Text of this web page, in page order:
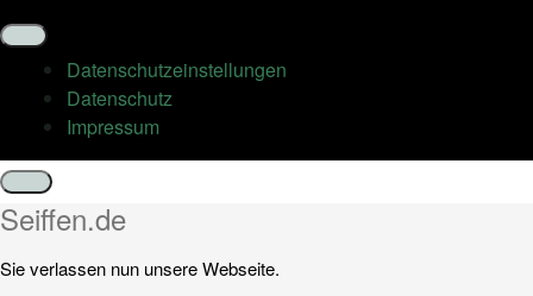
Datenschutz­einstellungen
Datenschutz
Impressum
Schließen
Seiffen.de
Sie verlassen nun unsere Webseite.